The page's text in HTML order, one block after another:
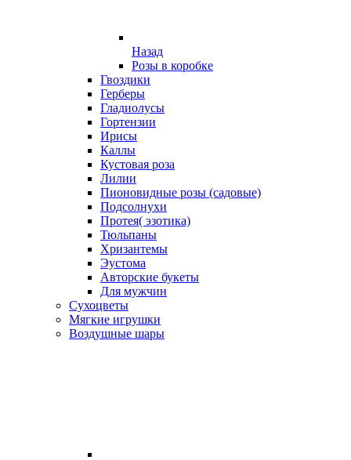
Назад
Розы в коробке
Гвоздики
Герберы
Гладиолусы
Гортензии
Ирисы
Каллы
Кустовая роза
Лилии
Пионовидные розы (садовые)
Подсолнухи
Протея( эзотика)
Тюльпаны
Хризантемы
Эустома
Авторские букеты
Для мужчин
Сухоцветы
Мягкие игрушки
Воздушные шары